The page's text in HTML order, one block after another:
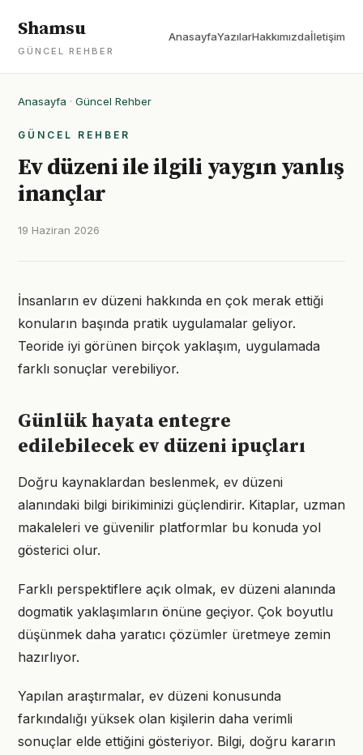
Shamsu
GÜNCEL REHBER
AnasayfaYazılarHakkımızdaİletişim
Anasayfa · Güncel Rehber
GÜNCEL REHBER
Ev düzeni ile ilgili yaygın yanlış
inançlar
19 Haziran 2026
İnsanların ev düzeni hakkında en çok merak ettiği
konuların başında pratik uygulamalar geliyor.
Teoride iyi görünen birçok yaklaşım, uygulamada
farklı sonuçlar verebiliyor.
Günlük hayata entegre
edilebilecek ev düzeni ipuçları
Doğru kaynaklardan beslenmek, ev düzeni
alanındaki bilgi birikiminizi güçlendirir. Kitaplar, uzman
makaleleri ve güvenilir platformlar bu konuda yol
gösterici olur.
Farklı perspektiflere açık olmak, ev düzeni alanında
dogmatik yaklaşımların önüne geçiyor. Çok boyutlu
düşünmek daha yaratıcı çözümler üretmeye zemin
hazırlıyor.
Yapılan araştırmalar, ev düzeni konusunda
farkındalığı yüksek olan kişilerin daha verimli
sonuçlar elde ettiğini gösteriyor. Bilgi, doğru kararın